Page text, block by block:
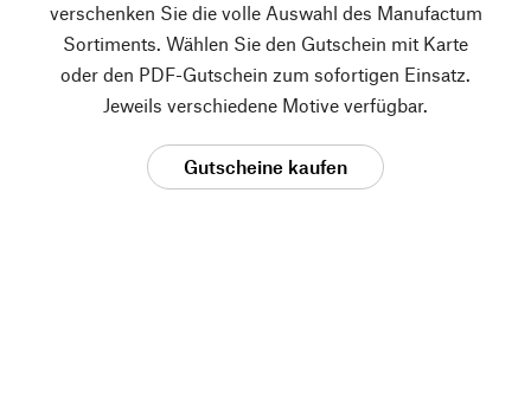
verschenken Sie die volle Auswahl des Manufactum
Sortiments. Wählen Sie den Gutschein mit Karte
oder den PDF-Gutschein zum sofortigen Einsatz.
Jeweils verschiedene Motive verfügbar.
Gutscheine kaufen